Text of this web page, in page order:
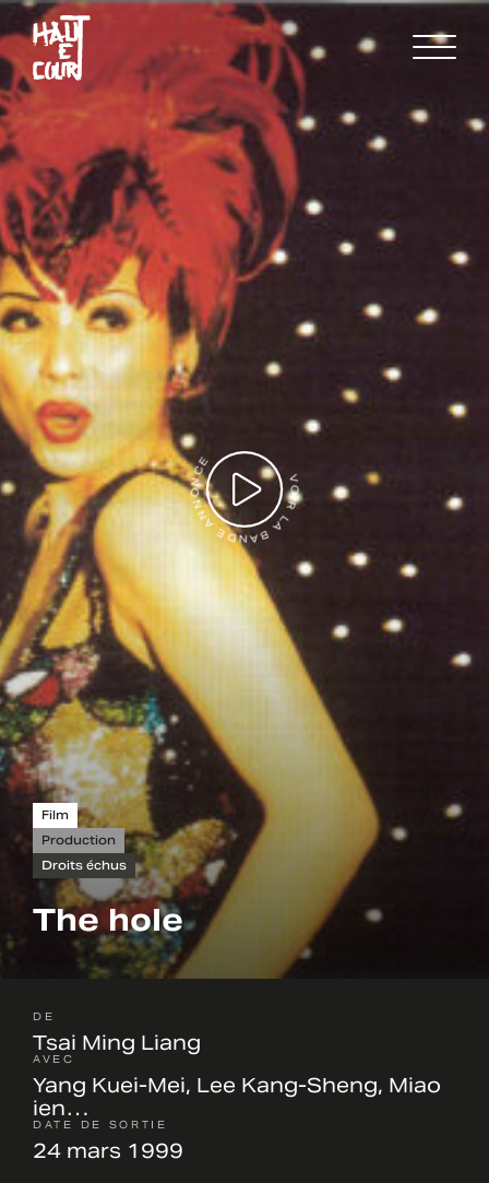
FR EN
Film
Production
Droits échus
The hole
VOIR LA BANDE ANNONCE
DE
Tsai Ming Liang
AVEC
Yang Kuei-Mei, Lee Kang-Sheng, Miao
ien…
DATE DE SORTIE
24 mars 1999